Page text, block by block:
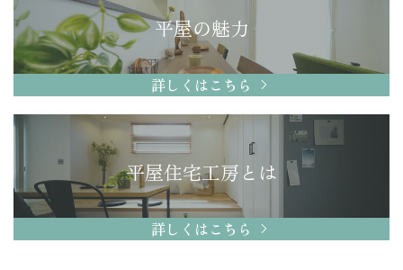
平屋の魅力
詳しくはこちら
平屋住宅工房とは
詳しくはこちら